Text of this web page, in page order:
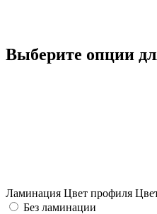
Выберите опции
Ламинация Цвет профиля
Без ламинации